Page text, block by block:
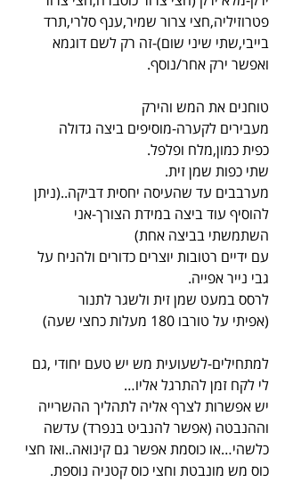
פטרוזיליה,חצי צרור שמיר,ענף סלרי,תרד
בייבי,שתי שיני שום)-זה רק לשם דוגמא
ואפשר ירק אחר/נוסף.
טוחנים את המש והירק
מעבירים לקערה-מוסיפים ביצה גדולה
כפית כמון,מלח ופלפל.
שתי כפות שמן זית.
מערבבים עד שהעיסה יחסית דביקה..(ניתן
להוסיף עוד ביצה במידת הצורך-אני
השתמשתי בביצה אחת)
עם ידיים רטובות יוצרים כדורים ולהניח על
גבי נייר אפייה.
לרסס במעט שמן זית ולשגר לתנור
(אפיתי על טורבו 180 מעלות כחצי שעה)
למתחילים-לשעועית מש יש טעם יחודי ,גם
לי לקח זמן להתרגל אליו…
יש אפשרות לצרף אליה לתהליך ההשרייה
וההנבטה (אפשר להנביט בנפרד) עדשה
כלשהי…או כוסמת אפשר גם קינואה..ואז חצי
כוס מש מונבטת וחצי כוס קטניה נוספת.